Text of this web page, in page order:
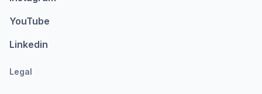
YouTube
Linkedin
Legal